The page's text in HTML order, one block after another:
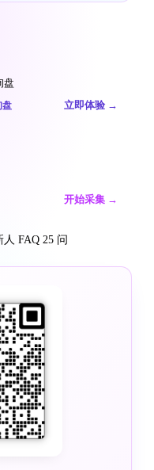
盘
盘 立即体验 →
开始采集 →
人 FAQ 25 问